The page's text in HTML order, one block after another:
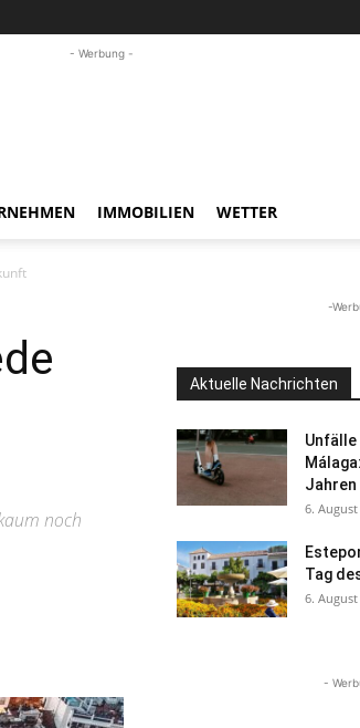
- Werbung -
IMMOBILIEN WETTER
noch
-
Aktuelle Nachrichten
Jahren
6. August
Tag
6. August
-